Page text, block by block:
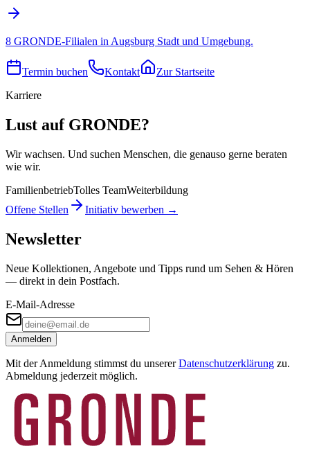
8 GRONDE-Filialen in Augsburg Stadt und Umgebung.
Termin buchen Kontakt
Zur Startseite
Karriere
Lust auf GRONDE?
Wir wachsen. Und suchen Menschen, die genauso gerne beraten
wie wir.
FamilienbetriebTolles TeamWeiterbildung
Offene Stellen
Initiativ bewerben →
Newsletter
Neue Kollektionen, Angebote und Tipps rund um Sehen & Hören
— direkt in dein Postfach.
E-Mail-Adresse
Anmelden
Mit der Anmeldung stimmst du unserer Datenschutzerklärung zu.
Abmeldung jederzeit möglich.